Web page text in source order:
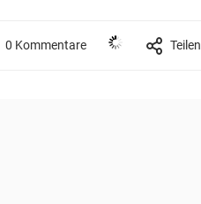
0 Kommentare Teilen